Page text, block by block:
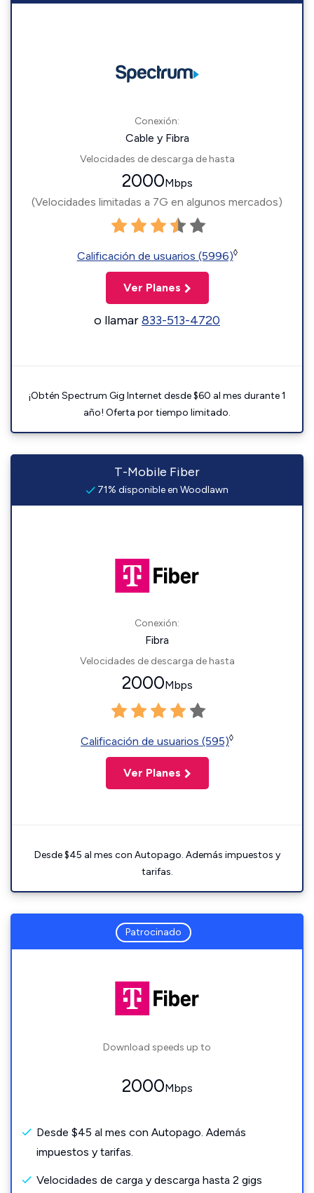
Conexión:
Cable y Fibra
Velocidades de descarga de hasta
2000Mbps
(Velocidades limitadas a 7G en algunos mercados)
Calificación de usuarios (5996)◊
Ver Planes
o llamar833-513-4720
¡Obtén Spectrum Gig Internet desde $60 al mes durante 1
año! Oferta por tiempo limitado.
T-Mobile Fiber
71% disponible en Woodlawn
Conexión:
Fibra
Velocidades de descarga de hasta
2000Mbps
Calificación de usuarios (595)◊
Ver Planes
Desde $45 al mes con Autopago. Además impuestos y
tarifas.
Patrocinado
Download speeds up to
2000Mbps
Desde $45 al mes con Autopago. Además
impuestos y tarifas.
Velocidades de carga y descarga hasta 2 gigs